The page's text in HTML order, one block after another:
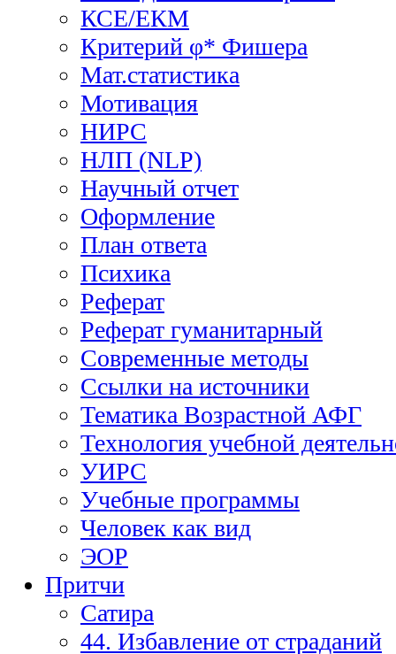
КСЕ/ЕКМ
Критерий φ* Фишера
Мат.статистика
Мотивация
НИРС
НЛП (NLP)
Научный отчет
Оформление
План ответа
Психика
Реферат
Реферат гуманитарный
Современные методы
Ссылки на источники
Тематика Возрастной АФГ
Технология учебной
УИРС
Учебные программы
Человек как вид
ЭОР
Притчи
Сатира
44. Избавление от страданий